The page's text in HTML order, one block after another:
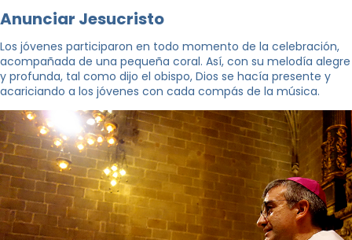
Anunciar Jesucristo
Los jóvenes participaron en todo momento de la celebración,
acompañada de una pequeña coral. Así, con su melodía alegre
y profunda, tal como dijo el obispo, Dios se hacía presente y
acariciando a los jóvenes con cada compás de la música.